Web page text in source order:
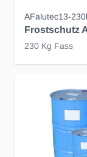
AFalutec13-
Frostschutz
230 Kg Fass